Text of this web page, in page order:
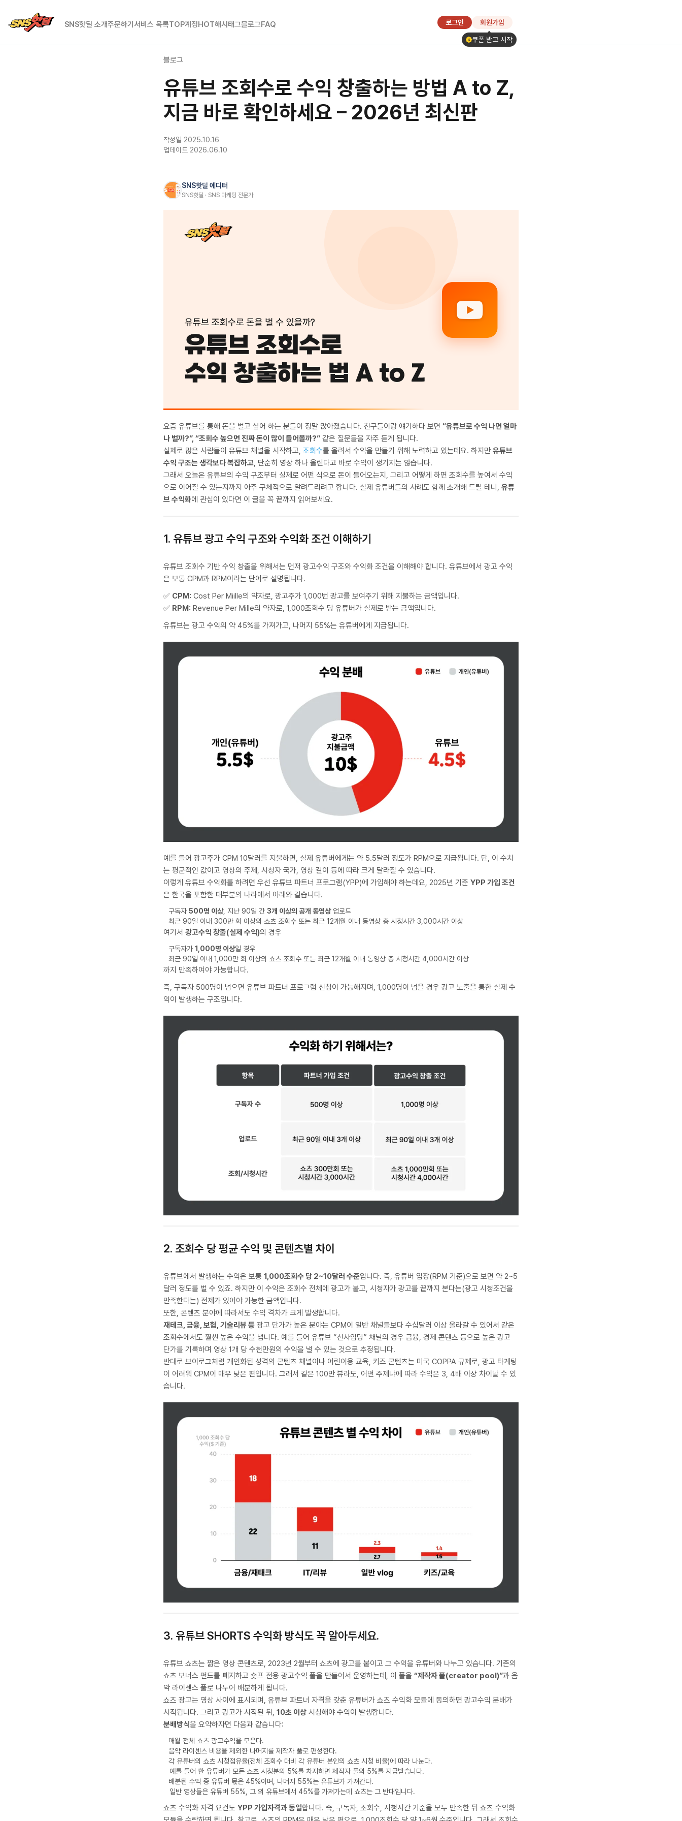
SNS핫딜
SNS핫딜 소개주문하기 서비스 목록TOP계정HOT해시태그블로그FAQ 로그인 회원가입
쿠폰 받고 시작
블로그
유튜브 조회수로 수익 창출하는 방법 A to Z,
지금 바로 확인하세요 – 2026년 최신판
작성일 2025.10.16
업데이트 2026.06.10
SNS핫딜 에디터
SNS핫딜 · SNS 마케팅 전문가
요즘 유튜브를 통해 돈을 벌고 싶어 하는 분들이 정말 많아졌습니다. 친구들이랑 얘기하다 보면 “유튜브로 수익 나면 얼마
나 벌까?”, “조회수 높으면 진짜 돈이 많이 들어올까?” 같은 질문들을 자주 듣게 됩니다.
실제로 많은 사람들이 유튜브 채널을 시작하고, 조회수를 올려서 수익을 만들기 위해 노력하고 있는데요. 하지만 유튜브
수익 구조는 생각보다 복잡하고, 단순히 영상 하나 올린다고 바로 수익이 생기지는 않습니다.
그래서 오늘은 유튜브의 수익 구조부터 실제로 어떤 식으로 돈이 들어오는지, 그리고 어떻게 하면 조회수를 높여서 수익
으로 이어질 수 있는지까지 아주 구체적으로 알려드리려고 합니다. 실제 유튜버들의 사례도 함께 소개해 드릴 테니, 유튜
브 수익화에 관심이 있다면 이 글을 꼭 끝까지 읽어보세요.
1. 유튜브 광고 수익 구조와 수익화 조건 이해하기
유튜브 조회수 기반 수익 창출을 위해서는 먼저 광고수익 구조와 수익화 조건을 이해해야 합니다. 유튜브에서 광고 수익
은 보통 CPM과 RPM이라는 단어로 설명됩니다.
✅ CPM: Cost Per Miille의 약자로, 광고주가 1,000번 광고를 보여주기 위해 지불하는 금액입니다.
✅ RPM: Revenue Per Mille의 약자로, 1,000조회수 당 유튜버가 실제로 받는 금액입니다.
유튜브는 광고 수익의 약 45%를 가져가고, 나머지 55%는 유튜버에게 지급됩니다.
예를 들어 광고주가 CPM 10달러를 지불하면, 실제 유튜버에게는 약 5.5달러 정도가 RPM으로 지급됩니다. 단, 이 수치
는 평균적인 값이고 영상의 주제, 시청자 국가, 영상 길이 등에 따라 크게 달라질 수 있습니다.
이렇게 유튜브 수익화를 하려면 우선 유튜브 파트너 프로그램(YPP)에 가입해야 하는데요, 2025년 기준 YPP 가입 조건
은 한국을 포함한 대부분의 나라에서 아래와 같습니다.
구독자 500명 이상, 지난 90일 간 3개 이상의 공개 동영상업로드
최근 90일 이내 300만 회 이상의 쇼츠 조회수 또는 최근 12개월 이내 동영상 총 시청시간 3,000시간 이상
여기서 광고수익 창출(실제 수익)의 경우
구독자가 1,000명 이상일 경우
최근 90일 이내 1,000만 회 이상의 쇼츠 조회수 또는 최근 12개월 이내 동영상 총 시청시간 4,000시간 이상
까지 만족하여야 가능합니다.
즉, 구독자 500명이 넘으면 유튜브 파트너 프로그램 신청이 가능해지며, 1,000명이 넘을 경우 광고 노출을 통한 실제 수
익이 발생하는 구조입니다.
2. 조회수 당 평균 수익 및 콘텐츠별 차이
유튜브에서 발생하는 수익은 보통 1,000조회수 당 2~10달러 수준입니다. 즉, 유튜버 입장(RPM 기준)으로 보면 약 2~5
달러 정도를 벌 수 있죠. 하지만 이 수익은 조회수 전체에 광고가 붙고, 시청자가 광고를 끝까지 본다는(광고 시청조건을
만족한다는) 전제가 있어야 가능한 금액입니다.
또한, 콘텐츠 분야에 따라서도 수익 격차가 크게 발생합니다.
재테크, 금융, 보험, 기술리뷰 등 광고 단가가 높은 분야는 CPM이 일반 채널들보다 수십달러 이상 올라갈 수 있어서 같은
조회수에서도 훨씬 높은 수익을 냅니다. 예를 들어 유튜브 “신사임당” 채널의 경우 금융, 경제 콘텐츠 등으로 높은 광고
단가를 기록하며 영상 1개 당 수천만원의 수익을 낼 수 있는 것으로 추정됩니다.
반대로 브이로그처럼 개인화된 성격의 콘텐츠 채널이나 어린이용 교육, 키즈 콘텐츠는 미국 COPPA 규제로, 광고 타게팅
이 어려워 CPM이 매우 낮은 편입니다. 그래서 같은 100만 뷰라도, 어떤 주제냐에 따라 수익은 3, 4배 이상 차이날 수 있
습니다.
3. 유튜브 SHORTS 수익화 방식도 꼭 알아두세요.
유튜브 쇼츠는 짧은 영상 콘텐츠로, 2023년 2월부터 쇼츠에 광고를 붙이고 그 수익을 유튜버와 나누고 있습니다. 기존의
쇼츠 보너스 펀드를 폐지하고 숏프 전용 광고수익 풀을 만들어서 운영하는데, 이 풀을 “제작자 풀(creator pool)”과 음
악 라이센스 풀로 나누어 배분하게 됩니다.
쇼츠 광고는 영상 사이에 표시되며, 유튜브 파트너 자격을 갖춘 유튜버가 쇼츠 수익화 모듈에 동의하면 광고수익 분배가
시작됩니다. 그리고 광고가 시작된 뒤, 10초 이상 시청해야 수익이 발생합니다.
분배방식을 요약하자면 다음과 같습니다:
매월 전체 쇼츠 광고수익을 모은다.
음악 라이센스 비용을 제외한 나머지를 제작자 풀로 편성한다.
각 유튜버의 쇼츠 시청점유율(전체 조회수 대비 각 유튜버 본인의 쇼츠 시청 비율)에 따라 나눈다.
예를 들어 한 유튜버가 모든 쇼츠 시청분의 5%를 차지하면 제작자 풀의 5%를 지급받습니다.
배분된 수익 중 유튜버 몫은 45%이며, 나머지 55%는 유튜브가 가져간다.
일반 영상들은 유튜버 55%, 그 외 유튜브에서 45%를 가져가는데 쇼츠는 그 반대입니다.
쇼츠 수익화 자격 요건도 YPP 가입자격과 동일합니다. 즉, 구독자, 조회수, 시청시간 기준을 모두 만족한 뒤 쇼츠 수익화